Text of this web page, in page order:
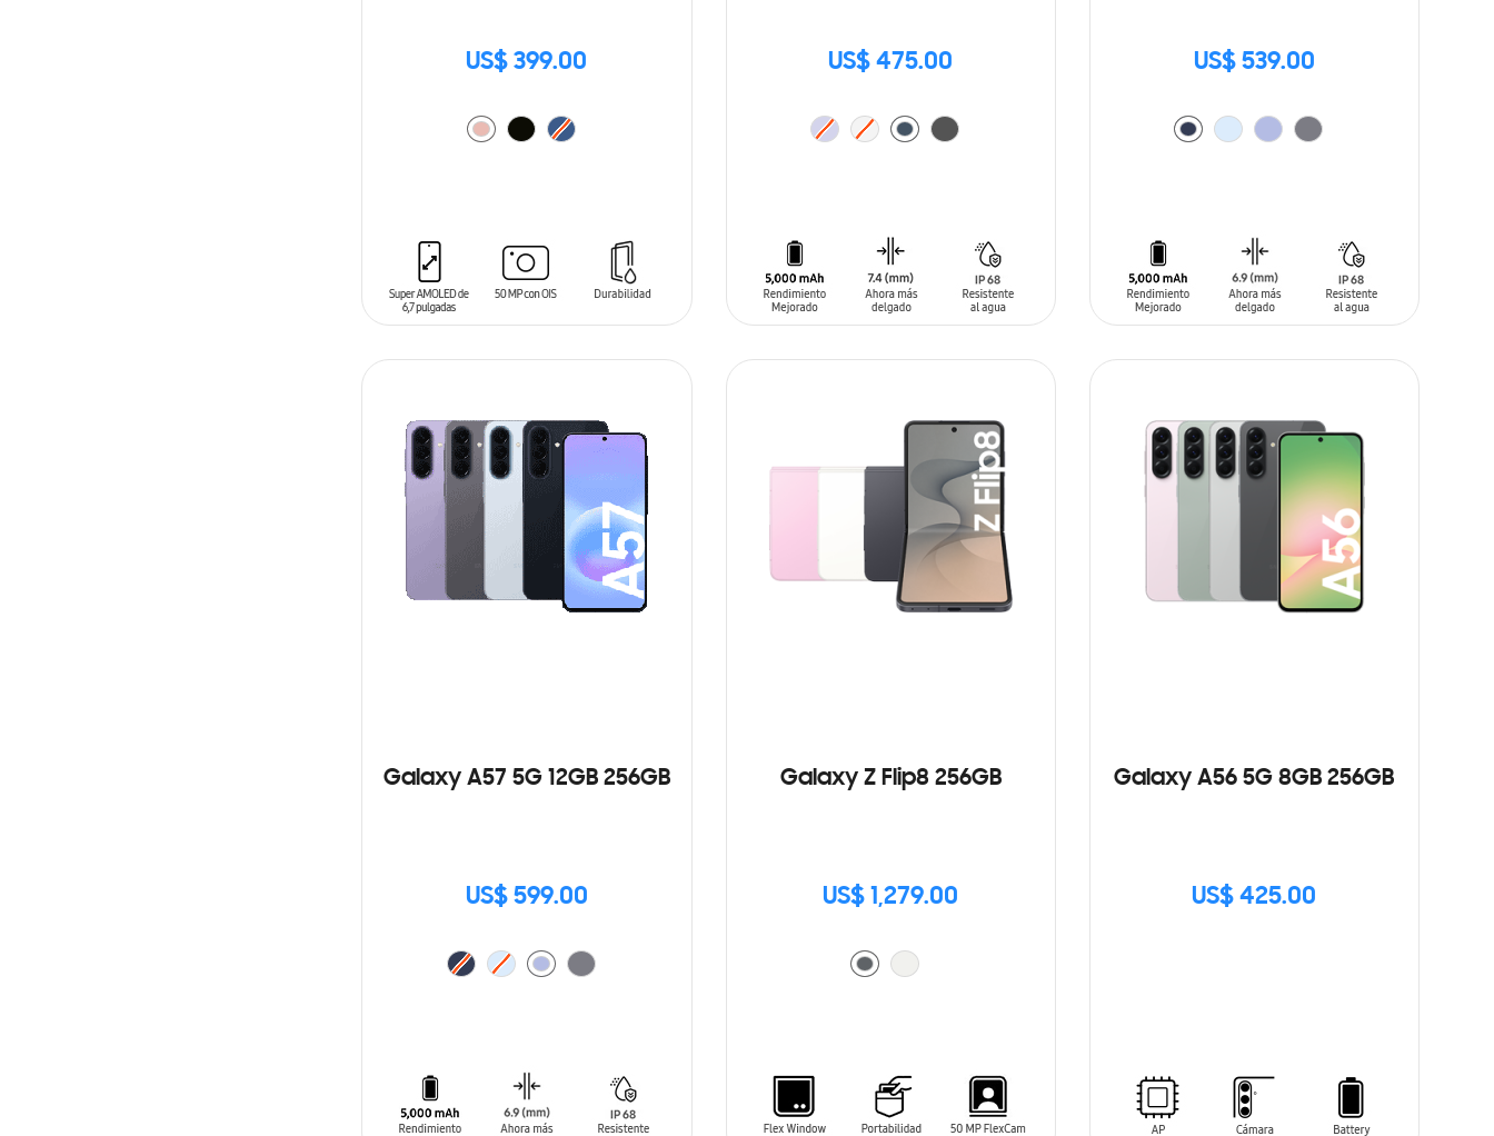
US$ 399.00 US$ 475.00 US$ 539.00
Galaxy A57 5G 12GB 256GB
US$ 599.00
Galaxy Z Flip8 256GB
US$ 1,279.00
Galaxy A56 5G 8GB 256GB
US$ 425.00